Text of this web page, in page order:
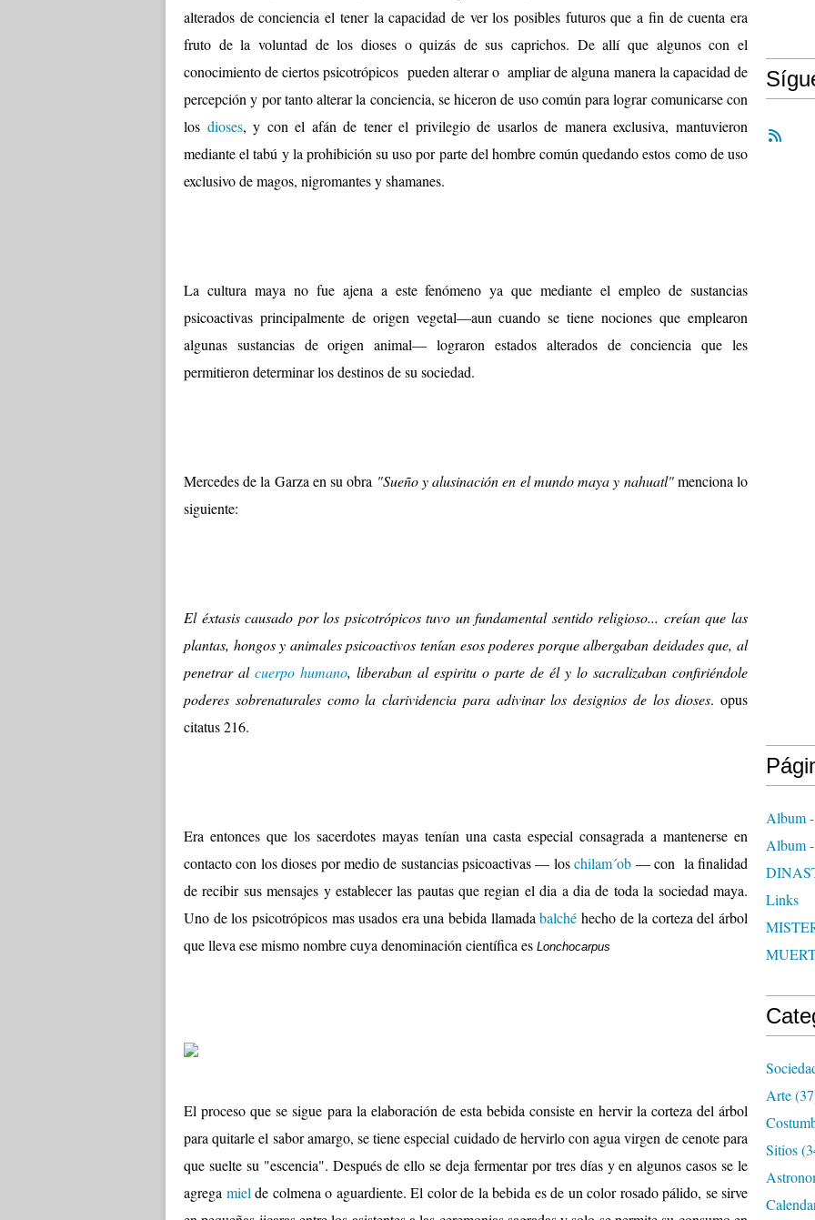
alterados de conciencia el tener la capacidad de ver los posibles futuros que a fin de cuenta era
fruto de la voluntad de los dioses o quizás de sus caprichos. De allí que algunos con el
conocimiento de ciertos psicotrópicos pueden alterar o ampliar de alguna manera la capacidad de
percepción y por tanto alterar la conciencia, se hiceron de uso común para lograr comunicarse con
los dioses, y con el afán de tener el privilegio de usarlos de manera exclusiva, mantuvieron
mediante el tabú y la prohibición su uso por parte del hombre común quedando estos como de uso
exclusivo de magos, nigromantes y shamanes.
La cultura maya no fue ajena a este fenómeno ya que mediante el empleo de sustancias
psicoactivas principalmente de origen vegetal—aun cuando se tiene nociones que emplearon
algunas sustancias de origen animal— lograron estados alterados de conciencia que les
permitieron determinar los destinos de su sociedad.
Mercedes de la Garza en su obra "Sueño y alusinación en el mundo maya y nahuatl"menciona lo
siguiente:
El éxtasis causado por los psicotrópicos tuvo un fundamental sentido religioso... creían que las
plantas, hongos y animales psicoactivos tenían esos poderes porque albergaban deidades que, al
penetrar al cuerpo humano, liberaban al espiritu o parte de él y lo sacralizaban confiriéndole
poderes sobrenaturales como la clarividencia para adivinar los designios de los dioses. opus
citatus 216.
Era entonces que los sacerdotes mayas tenían una casta especial consagrada a mantenerse en
contacto con los dioses por medio de sustancias psicoactivas — loschilam´ob — con la finalidad
de recibir sus mensajes y establecer las pautas que regian el dia a dia de toda la sociedad maya.
Uno de los psicotrópicos mas usados era una bebida llamadabalché hecho de la corteza del árbol
que lleva ese mismo nombre cuya denominación científica es Lonchocarpus
El proceso que se sigue para la elaboración de esta bebida consiste en hervir la corteza del árbol
para quitarle el sabor amargo, se tiene especial cuidado de hervirlo con agua virgen de cenote para
que suelte su "escencia". Después de ello se deja fermentar por tres días y en algunos casos se le
agrega miel de colmena o aguardiente. El color de la bebida es de un color rosado pálido, se sirve
Album
Album
Links
Arte
Sitios